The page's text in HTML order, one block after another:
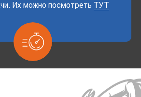
Их можно посмотреть ТУТ